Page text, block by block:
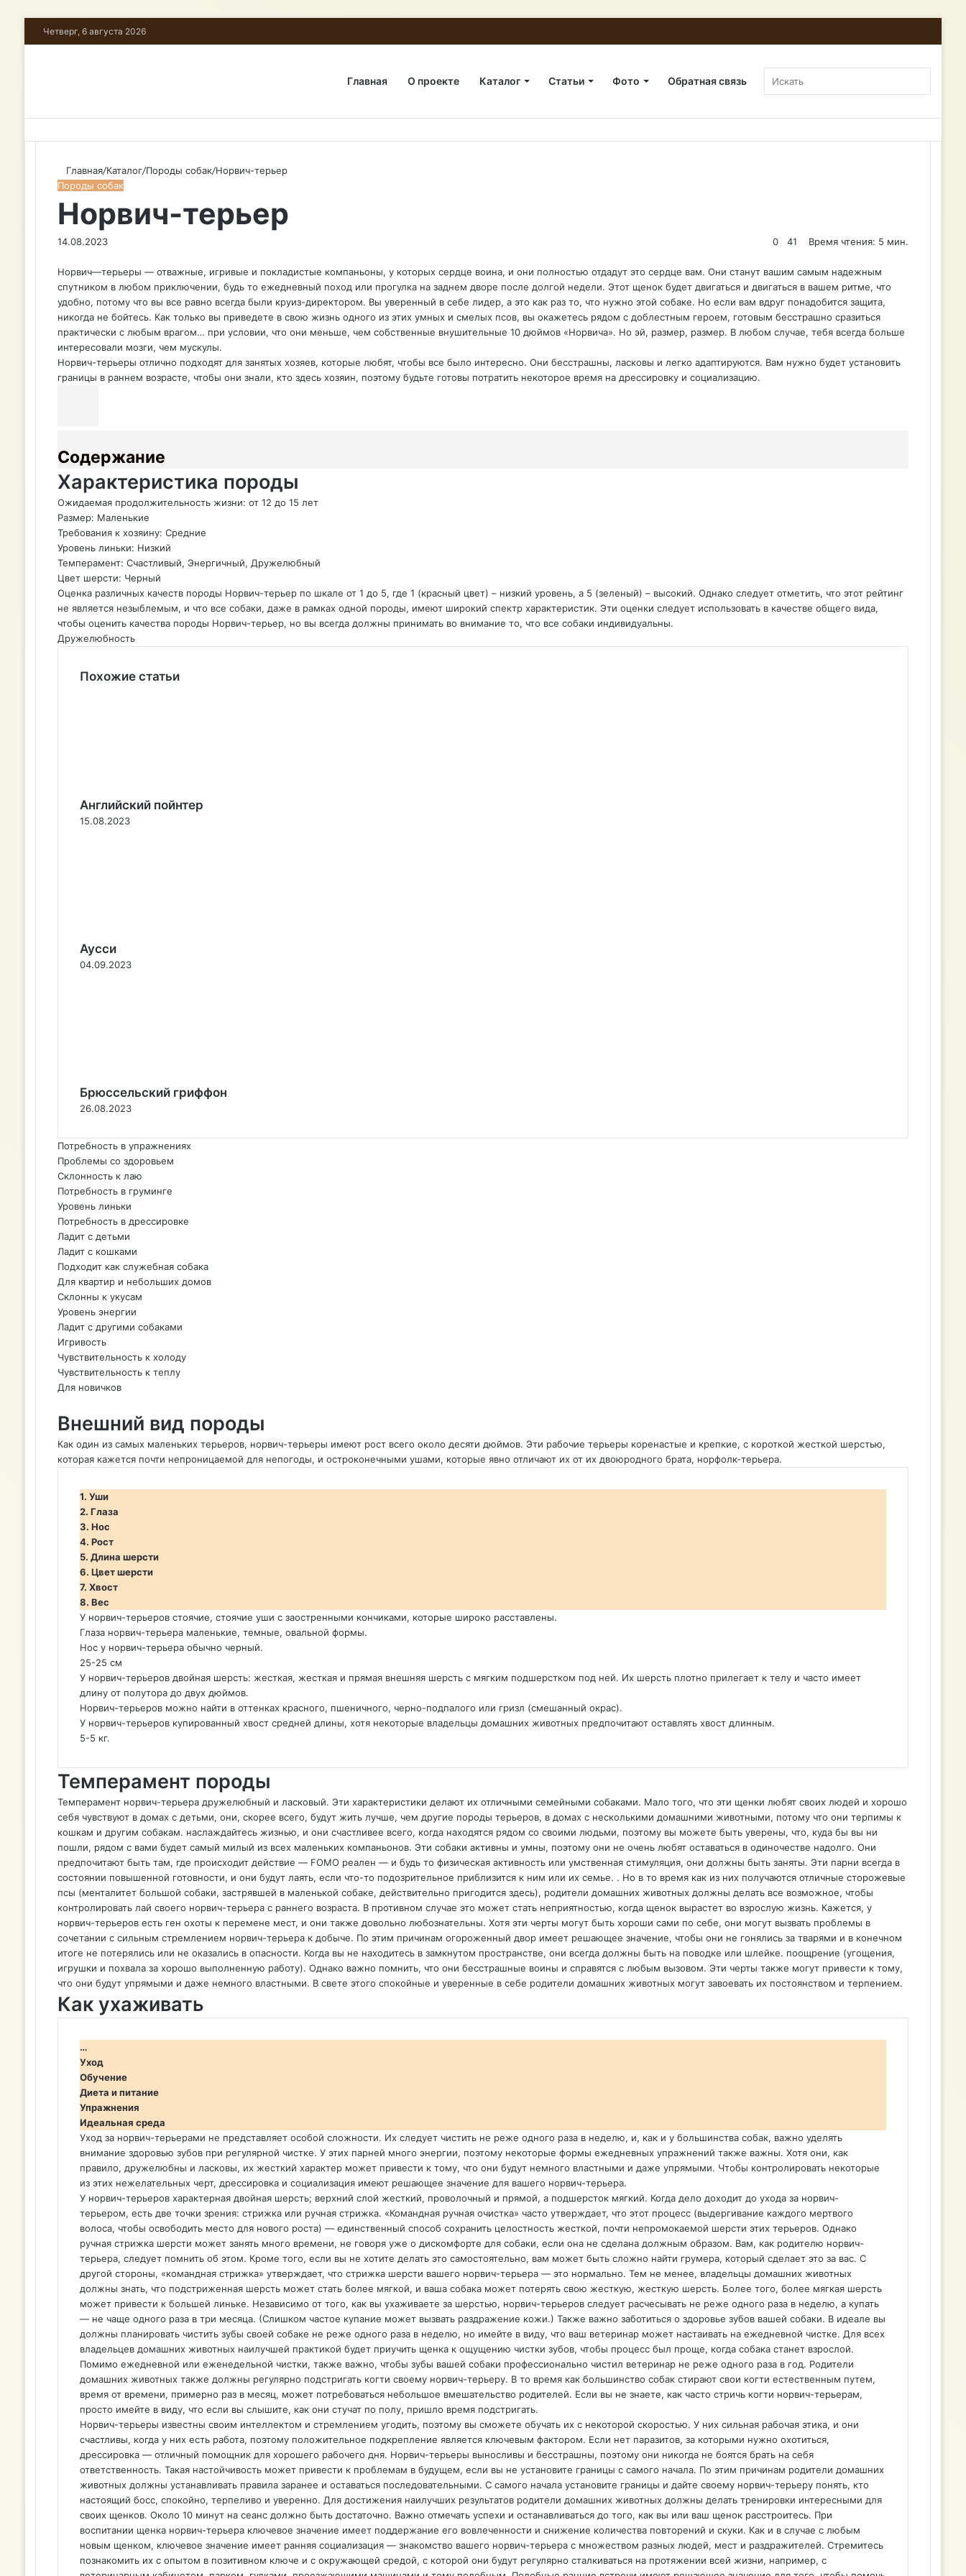
Четверг, 6 августа 2026
Главная О проекте Каталог Статьи Фото Обратная связь
Главная/Каталог/Породы собак/Норвич-терьер
Породы собак
Норвич-терьер
14.08.2023 0 41
Время чтения: 5 мин.
a
c
e
b
o
o
k
w
i
t
t
e
r
i
n
t
e
r
e
s
t
к
о
н
т
а
к
т
е
д
н
о
к
л
а
с
с
h
a
t
s
A
p
p
e
l
e
g
r
a
m
i
b
e
r
Норвич—терьеры — отважные, игривые и покладистые компаньоны, у которых сердце воина, и они полностью отдадут это сердце вам. Они станут вашим самым надежным
спутником в любом приключении, будь то ежедневный поход или прогулка на заднем дворе после долгой недели. Этот щенок будет двигаться и двигаться в вашем ритме, что
удобно, потому что вы все равно всегда были круиз-директором. Вы уверенный в себе лидер, а это как раз то, что нужно этой собаке. Но если вам вдруг понадобится защита,
никогда не бойтесь. Как только вы приведете в свою жизнь одного из этих умных и смелых псов, вы окажетесь рядом с доблестным героем, готовым бесстрашно сразиться
практически с любым врагом… при условии, что они меньше, чем собственные внушительные 10 дюймов «Норвича». Но эй, размер, размер. В любом случае, тебя всегда больше
интересовали мозги, чем мускулы.
Норвич-терьеры отлично подходят для занятых хозяев, которые любят, чтобы все было интересно. Они бесстрашны, ласковы и легко адаптируются. Вам нужно будет установить
границы в раннем возрасте, чтобы они знали, кто здесь хозяин, поэтому будьте готовы потратить некоторое время на дрессировку и социализацию.
Содержание
Характеристика породы
Ожидаемая продолжительность жизни: от 12 до 15 лет
Размер: Маленькие
Требования к хозяину: Средние
Уровень линьки: Низкий
Темперамент: Счастливый, Энергичный, Дружелюбный
Цвет шерсти: Черный
Оценка различных качеств породы Норвич-терьер по шкале от 1 до 5, где 1 (красный цвет) – низкий уровень, а 5 (зеленый) – высокий. Однако следует отметить, что этот рейтинг
не является незыблемым, и что все собаки, даже в рамках одной породы, имеют широкий спектр характеристик. Эти оценки следует использовать в качестве общего вида,
чтобы оценить качества породы Норвич-терьер, но вы всегда должны принимать во внимание то, что все собаки индивидуальны.
Дружелюбность
Похожие статьи
Английский пойнтер
15.08.2023
Аусси
04.09.2023
Брюссельский гриффон
26.08.2023
Потребность в упражнениях
Проблемы со здоровьем
Склонность к лаю
Потребность в груминге
Уровень линьки
Потребность в дрессировке
Ладит с детьми
Ладит с кошками
Подходит как служебная собака
Для квартир и небольших домов
Склонны к укусам
Уровень энергии
Ладит с другими собаками
Игривость
Чувствительность к холоду
Чувствительность к теплу
Для новичков
Внешний вид породы
Как один из самых маленьких терьеров, норвич-терьеры имеют рост всего около десяти дюймов. Эти рабочие терьеры коренастые и крепкие, с короткой жесткой шерстью,
которая кажется почти непроницаемой для непогоды, и остроконечными ушами, которые явно отличают их от их двоюродного брата, норфолк-терьера.
1. Уши
2. Глаза
3. Нос
4. Рост
5. Длина шерсти
6. Цвет шерсти
7. Хвост
8. Вес
У норвич-терьеров стоячие, стоячие уши с заостренными кончиками, которые широко расставлены.
Глаза норвич-терьера маленькие, темные, овальной формы.
Нос у норвич-терьера обычно черный.
25-25 см
У норвич-терьеров двойная шерсть: жесткая, жесткая и прямая внешняя шерсть с мягким подшерстком под ней. Их шерсть плотно прилегает к телу и часто имеет
длину от полутора до двух дюймов.
Норвич-терьеров можно найти в оттенках красного, пшеничного, черно-подпалого или гризл (смешанный окрас).
У норвич-терьеров купированный хвост средней длины, хотя некоторые владельцы домашних животных предпочитают оставлять хвост длинным.
5-5 кг.
Темперамент породы
Темперамент норвич-терьера дружелюбный и ласковый. Эти характеристики делают их отличными семейными собаками. Мало того, что эти щенки любят своих людей и хорошо
себя чувствуют в домах с детьми, они, скорее всего, будут жить лучше, чем другие породы терьеров, в домах с несколькими домашними животными, потому что они терпимы к
кошкам и другим собакам. наслаждайтесь жизнью, и они счастливее всего, когда находятся рядом со своими людьми, поэтому вы можете быть уверены, что, куда бы вы ни
пошли, рядом с вами будет самый милый из всех маленьких компаньонов. Эти собаки активны и умны, поэтому они не очень любят оставаться в одиночестве надолго. Они
предпочитают быть там, где происходит действие — FOMO реален — и будь то физическая активность или умственная стимуляция, они должны быть заняты. Эти парни всегда в
состоянии повышенной готовности, и они будут лаять, если что-то подозрительное приблизится к ним или их семье. . Но в то время как из них получаются отличные сторожевые
псы (менталитет большой собаки, застрявшей в маленькой собаке, действительно пригодится здесь), родители домашних животных должны делать все возможное, чтобы
контролировать лай своего норвич-терьера с раннего возраста. В противном случае это может стать неприятностью, когда щенок вырастет во взрослую жизнь. Кажется, у
норвич-терьеров есть ген охоты к перемене мест, и они также довольно любознательны. Хотя эти черты могут быть хороши сами по себе, они могут вызвать проблемы в
сочетании с сильным стремлением норвич-терьера к добыче. По этим причинам огороженный двор имеет решающее значение, чтобы они не гонялись за тварями и в конечном
итоге не потерялись или не оказались в опасности. Когда вы не находитесь в замкнутом пространстве, они всегда должны быть на поводке или шлейке. поощрение (угощения,
игрушки и похвала за хорошо выполненную работу). Однако важно помнить, что они бесстрашные воины и справятся с любым вызовом. Эти черты также могут привести к тому,
что они будут упрямыми и даже немного властными. В свете этого спокойные и уверенные в себе родители домашних животных могут завоевать их постоянством и терпением.
Как ухаживать
…
Уход
Обучение
Диета и питание
Упражнения
Идеальная среда
Уход за норвич-терьерами не представляет особой сложности. Их следует чистить не реже одного раза в неделю, и, как и у большинства собак, важно уделять
внимание здоровью зубов при регулярной чистке. У этих парней много энергии, поэтому некоторые формы ежедневных упражнений также важны. Хотя они, как
правило, дружелюбны и ласковы, их жесткий характер может привести к тому, что они будут немного властными и даже упрямыми. Чтобы контролировать некоторые
из этих нежелательных черт, дрессировка и социализация имеют решающее значение для вашего норвич-терьера.
У норвич-терьеров характерная двойная шерсть; верхний слой жесткий, проволочный и прямой, а подшерсток мягкий. Когда дело доходит до ухода за норвич-
терьером, есть две точки зрения: стрижка или ручная стрижка. «Командная ручная очистка» часто утверждает, что этот процесс (выдергивание каждого мертвого
волоса, чтобы освободить место для нового роста) — единственный способ сохранить целостность жесткой, почти непромокаемой шерсти этих терьеров. Однако
ручная стрижка шерсти может занять много времени, не говоря уже о дискомфорте для собаки, если она не сделана должным образом. Вам, как родителю норвич-
терьера, следует помнить об этом. Кроме того, если вы не хотите делать это самостоятельно, вам может быть сложно найти грумера, который сделает это за вас. С
другой стороны, «командная стрижка» утверждает, что стрижка шерсти вашего норвич-терьера — это нормально. Тем не менее, владельцы домашних животных
должны знать, что подстриженная шерсть может стать более мягкой, и ваша собака может потерять свою жесткую, жесткую шерсть. Более того, более мягкая шерсть
может привести к большей линьке. Независимо от того, как вы ухаживаете за шерстью, норвич-терьеров следует расчесывать не реже одного раза в неделю, а купать
— не чаще одного раза в три месяца. (Слишком частое купание может вызвать раздражение кожи.) Также важно заботиться о здоровье зубов вашей собаки. В идеале вы
должны планировать чистить зубы своей собаке не реже одного раза в неделю, но имейте в виду, что ваш ветеринар может настаивать на ежедневной чистке. Для всех
владельцев домашних животных наилучшей практикой будет приучить щенка к ощущению чистки зубов, чтобы процесс был проще, когда собака станет взрослой.
Помимо ежедневной или еженедельной чистки, также важно, чтобы зубы вашей собаки профессионально чистил ветеринар не реже одного раза в год. Родители
домашних животных также должны регулярно подстригать когти своему норвич-терьеру. В то время как большинство собак стирают свои когти естественным путем,
время от времени, примерно раз в месяц, может потребоваться небольшое вмешательство родителей. Если вы не знаете, как часто стричь когти норвич-терьерам,
просто имейте в виду, что если вы слышите, как они стучат по полу, пришло время подстригать.
Норвич-терьеры известны своим интеллектом и стремлением угодить, поэтому вы сможете обучать их с некоторой скоростью. У них сильная рабочая этика, и они
счастливы, когда у них есть работа, поэтому положительное подкрепление является ключевым фактором. Если нет паразитов, за которыми нужно охотиться,
дрессировка — отличный помощник для хорошего рабочего дня. Норвич-терьеры выносливы и бесстрашны, поэтому они никогда не боятся брать на себя
ответственность. Такая настойчивость может привести к проблемам в будущем, если вы не установите границы с самого начала. По этим причинам родители домашних
животных должны устанавливать правила заранее и оставаться последовательными. С самого начала установите границы и дайте своему норвич-терьеру понять, кто
настоящий босс, спокойно, терпеливо и уверенно. Для достижения наилучших результатов родители домашних животных должны делать тренировки интересными для
своих щенков. Около 10 минут на сеанс должно быть достаточно. Важно отмечать успехи и останавливаться до того, как вы или ваш щенок расстроитесь. При
воспитании щенка норвич-терьера ключевое значение имеет поддержание его вовлеченности и снижение количества повторений и скуки. Как и в случае с любым
новым щенком, ключевое значение имеет ранняя социализация — знакомство вашего норвич-терьера с множеством разных людей, мест и раздражителей. Стремитесь
познакомить их с опытом в позитивном ключе и с окружающей средой, с которой они будут регулярно сталкиваться на протяжении всей жизни, например, с